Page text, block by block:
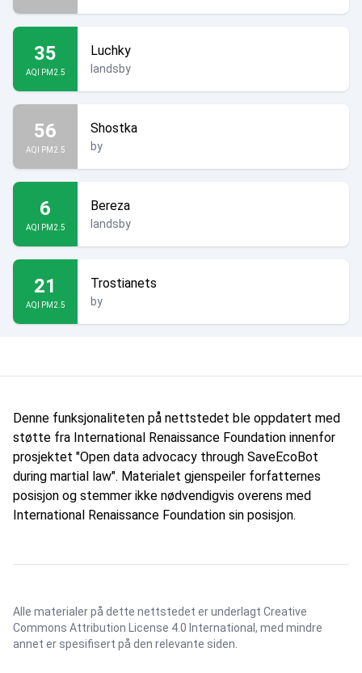
35
AQI PM2.5
Luchky
landsby
56
AQI PM2.5
Shostka
by
6
AQI PM2.5
Bereza
landsby
21
AQI PM2.5
Trostianets
by
Denne funksjonaliteten på nettstedet ble oppdatert med
støtte fra International Renaissance Foundation innenfor
prosjektet "Open data advocacy through SaveEcoBot
during martial law". Materialet gjenspeiler forfatternes
posisjon og stemmer ikke nødvendigvis overens med
International Renaissance Foundation sin posisjon.
Alle materialer på dette nettstedet er underlagt Creative
Commons Attribution License 4.0 International , med mindre
annet er spesifisert på den relevante siden.